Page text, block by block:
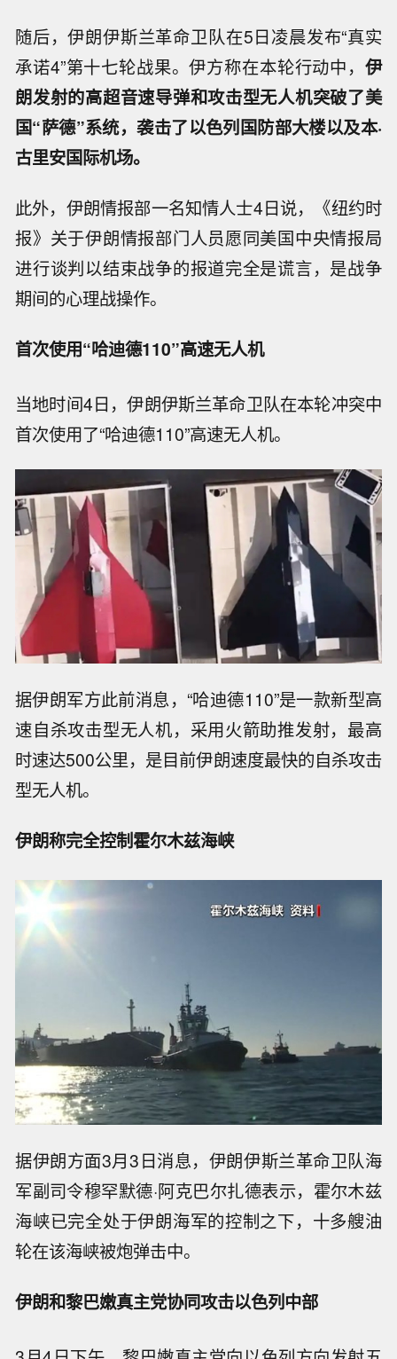
随后，伊朗伊斯兰革命卫队在5日凌晨发布“真实
承诺4”第十七轮战果。伊方称在本轮行动中， 伊
朗发射的高超音速导弹和攻击型无人机突破了美
国“萨德”系统，袭击了以色列国防部大楼以及本·
古里安国际机场。
此外，伊朗情报部一名知情人士4日说，《纽约时
报》关于伊朗情报部门人员愿同美国中央情报局
进行谈判以结束战争的报道完全是谎言，是战争
期间的心理战操作。
首次使用“哈迪德110”高速无人机
当地时间4日，伊朗伊斯兰革命卫队在本轮冲突中
首次使用了“哈迪德110”高速无人机。
据伊朗军方此前消息，“哈迪德110”是一款新型高
速自杀攻击型无人机，采用火箭助推发射，最高
时速达500公里，是目前伊朗速度最快的自杀攻击
型无人机。
伊朗称完全控制霍尔木兹海峡
据伊朗方面3月3日消息，伊朗伊斯兰革命卫队海
军副司令穆罕默德·阿克巴尔扎德表示，霍尔木兹
海峡已完全处于伊朗海军的控制之下，十多艘油
轮在该海峡被炮弹击中。
伊朗和黎巴嫩真主党协同攻击以色列中部